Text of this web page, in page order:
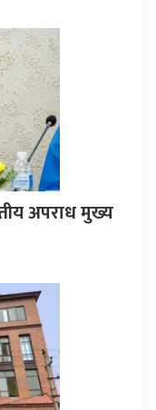
अपराध मुख्य